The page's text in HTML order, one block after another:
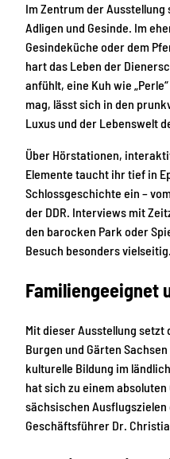
Im Zentrum der
Adligen und Gesinde. Im
Gesindeküche oder dem
hart das Leben der
anfühlt, eine Kuh wie
mag, lässt sich in den
Luxus und der Lebenswelt
Über Hörstationen,
Elemente taucht ihr tief in
Schlossgeschichte ein –
der DDR. Interviews mit
den barocken Park oder
Besuch besonders vielseitig.
Familiengeeignet
Mit dieser Ausstellung setzt
Burgen und Gärten
kulturelle Bildung im
hat sich zu einem
sächsischen Ausflugszielen
Geschäftsführer Dr.